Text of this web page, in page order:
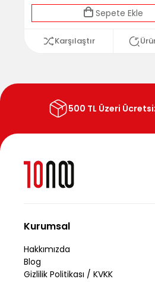
Sepete Ekle
Karşılaştır
500 TL Üzeri
Kurumsal
Hakkımızda
Blog
Gizlilik Politikası / KVKK